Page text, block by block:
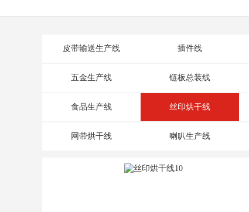
皮带输送生产线 插件线
五金生产线 链板总装线
食品生产线 丝印烘干线
网带烘干线 喇叭生产线